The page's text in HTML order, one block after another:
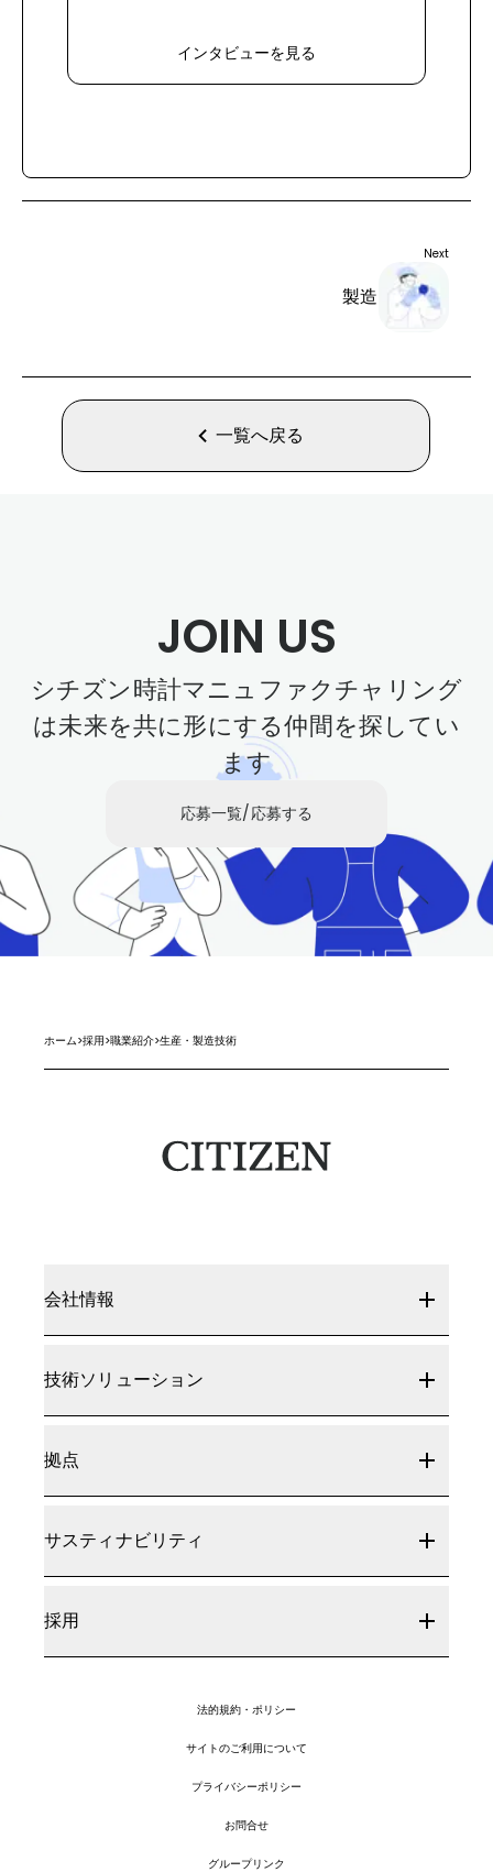
インタビューを見る
Next
製造
一覧へ戻る
JOIN US
シチズン時計マニュファクチャリング
は未来を共に形にする仲間を探してい
ます
応募一覧/応募する
ホーム>採用>職業紹介>生産・製造技術
会社情報
技術ソリューション
拠点
サスティナビリティ
採用
法的規約・ポリシー
サイトのご利用について
プライバシーポリシー
お問合せ
グループリンク